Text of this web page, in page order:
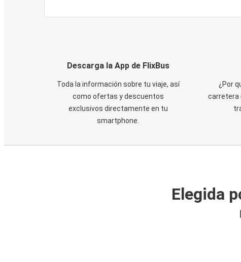
Descarga la App de FlixBus
Toda la información sobre tu viaje, así
como ofertas y descuentos
exclusivos directamente en tu
smartphone.
¿Por
carretera
Elegida